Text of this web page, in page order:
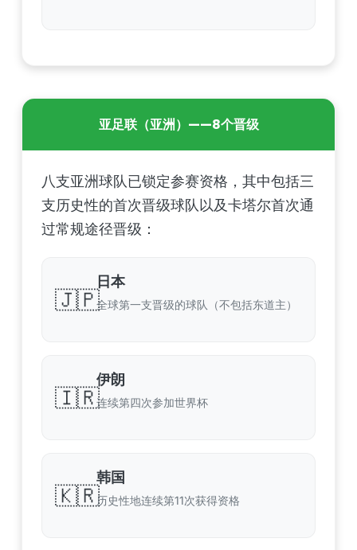
亚足联（亚洲）——8个晋级
八支亚洲球队已锁定参赛资格，其中包括三
支历史性的首次晋级球队以及卡塔尔首次通
过常规途径晋级：
🇯🇵
日本
全球第一支晋级的球队（不包括东道主）
🇮🇷
伊朗
连续第四次参加世界杯
🇰🇷
韩国
历史性地连续第11次获得资格